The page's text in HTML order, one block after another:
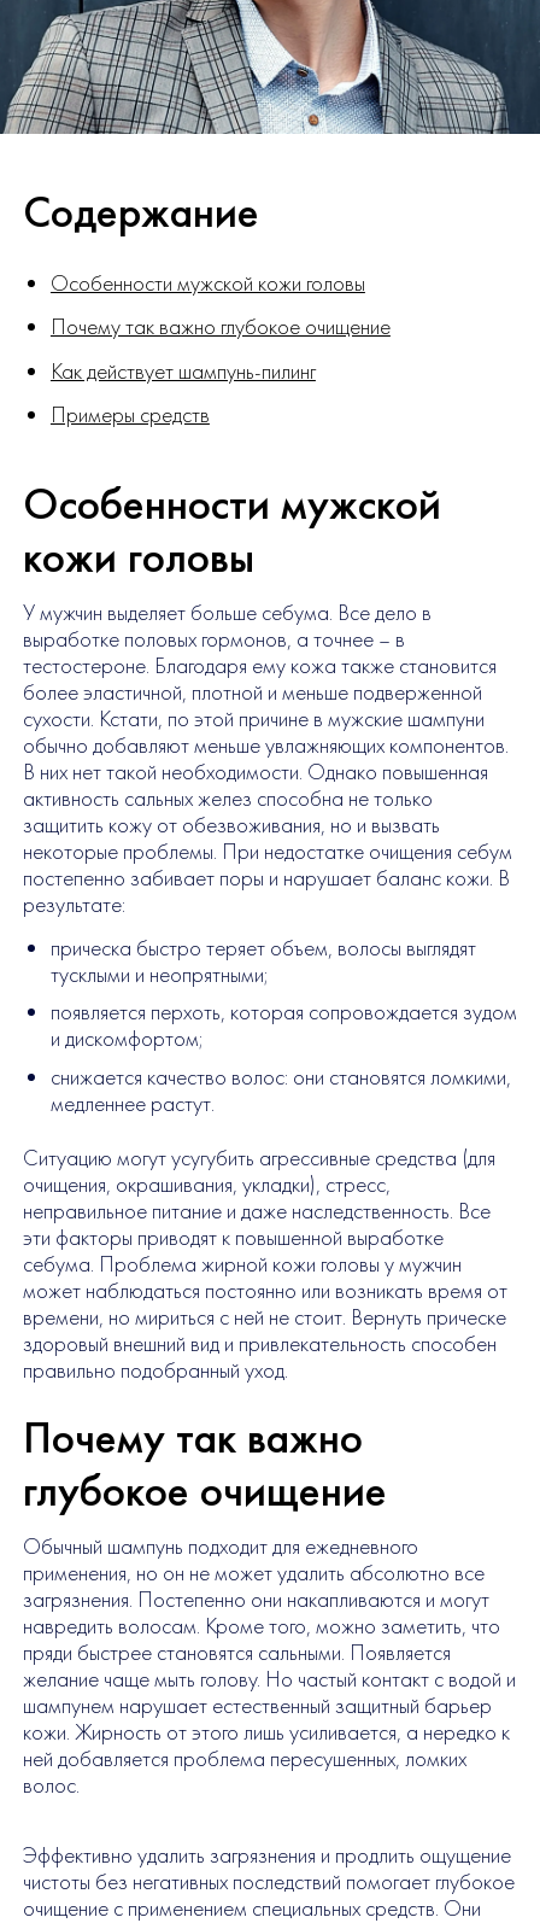
Содержание
Особенности мужской кожи головы
Почему так важно глубокое очищение
Как действует шампунь-пилинг
Примеры средств
Особенности мужской
кожи головы
У мужчин выделяет больше себума. Все дело в
выработке половых гормонов, а точнее – в
тестостероне. Благодаря ему кожа также становится
более эластичной, плотной и меньше подверженной
сухости. Кстати, по этой причине в мужские шампуни
обычно добавляют меньше увлажняющих компонентов.
В них нет такой необходимости. Однако повышенная
активность сальных желез способна не только
защитить кожу от обезвоживания, но и вызвать
некоторые проблемы. При недостатке очищения себум
постепенно забивает поры и нарушает баланс кожи. В
результате:
прическа быстро теряет объем, волосы выглядят
тусклыми и неопрятными;
появляется перхоть, которая сопровождается зудом
и дискомфортом;
снижается качество волос: они становятся ломкими,
медленнее растут.
Ситуацию могут усугубить агрессивные средства (для
очищения, окрашивания, укладки), стресс,
неправильное питание и даже наследственность. Все
эти факторы приводят к повышенной выработке
себума. Проблема жирной кожи головы у мужчин
может наблюдаться постоянно или возникать время от
времени, но мириться с ней не стоит. Вернуть прическе
здоровый внешний вид и привлекательность способен
правильно подобранный уход.
Почему так важно
глубокое очищение
Обычный шампунь подходит для ежедневного
применения, но он не может удалить абсолютно все
загрязнения. Постепенно они накапливаются и могут
навредить волосам. Кроме того, можно заметить, что
пряди быстрее становятся сальными. Появляется
желание чаще мыть голову. Но частый контакт с водой и
шампунем нарушает естественный защитный барьер
кожи. Жирность от этого лишь усиливается, а нередко к
ней добавляется проблема пересушенных, ломких
волос.
Эффективно удалить загрязнения и продлить ощущение
чистоты без негативных последствий помогает глубокое
очищение с применением специальных средств. Они